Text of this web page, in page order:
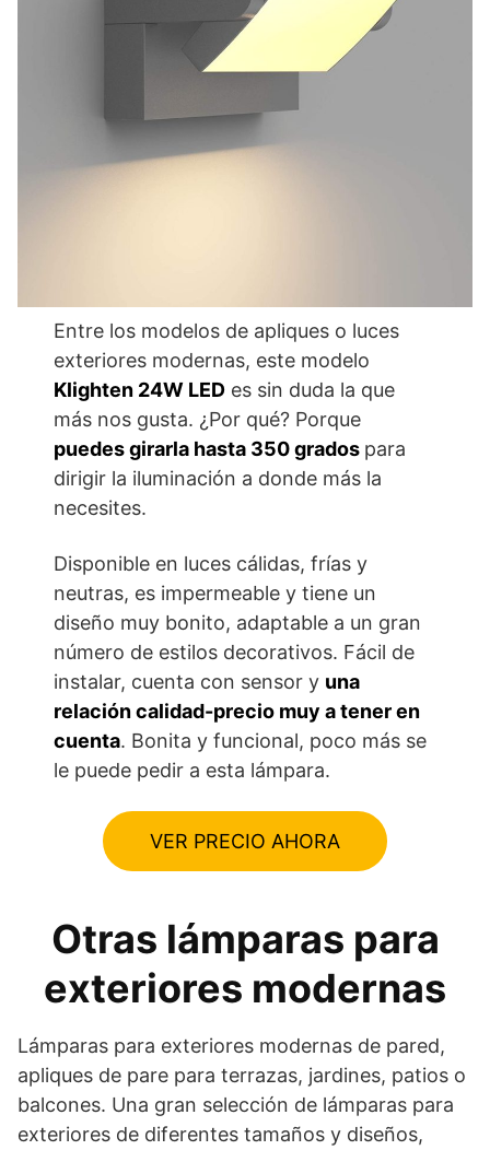
Entre los modelos de apliques o luces
exteriores modernas, este modelo
Klighten 24W LED es sin duda la que
más nos gusta. ¿Por qué? Porque
puedes girarla hasta 350 grados para
dirigir la iluminación a donde más la
necesites.
Disponible en luces cálidas, frías y
neutras, es impermeable y tiene un
diseño muy bonito, adaptable a un gran
número de estilos decorativos. Fácil de
instalar, cuenta con sensor y una
relación calidad-precio muy a tener en
cuenta. Bonita y funcional, poco más se
le puede pedir a esta lámpara.
VER PRECIO AHORA
Otras lámparas para
exteriores modernas
Lámparas para exteriores modernas de pared,
apliques de pare para terrazas, jardines, patios o
balcones. Una gran selección de lámparas para
exteriores de diferentes tamaños y diseños,